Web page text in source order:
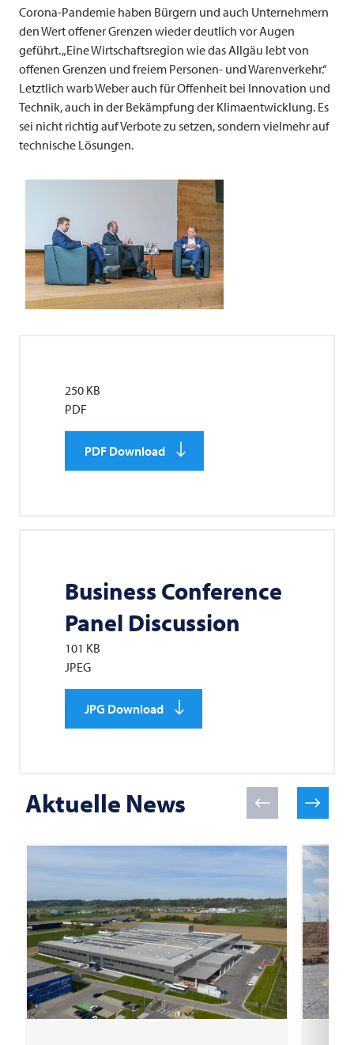
Corona-Pandemie haben Bürgern und auch Unternehmern
den Wert offener Grenzen wieder deutlich vor Augen
geführt. „Eine Wirtschaftsregion wie das Allgäu lebt von
offenen Grenzen und freiem Personen- und Warenverkehr.“
Letztlich warb Weber auch für Offenheit bei Innovation und
Technik, auch in der Bekämpfung der Klimaentwicklung. Es
sei nicht richtig auf Verbote zu setzen, sondern vielmehr auf
technische Lösungen.
250 KB
PDF
PDF Download
Business Conference
Panel Discussion
101 KB
JPEG
JPG Download
Aktuelle News